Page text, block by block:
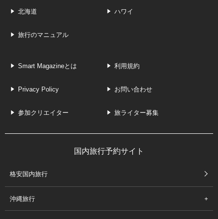
北海道 ハワイ
旅行のマニュアル
Smart Magazineとは 利用規約
Privacy Policy お問い合わせ
参加クリエイター 旅ライター募集
国内旅行予約サイト
格安国内旅行
沖縄旅行